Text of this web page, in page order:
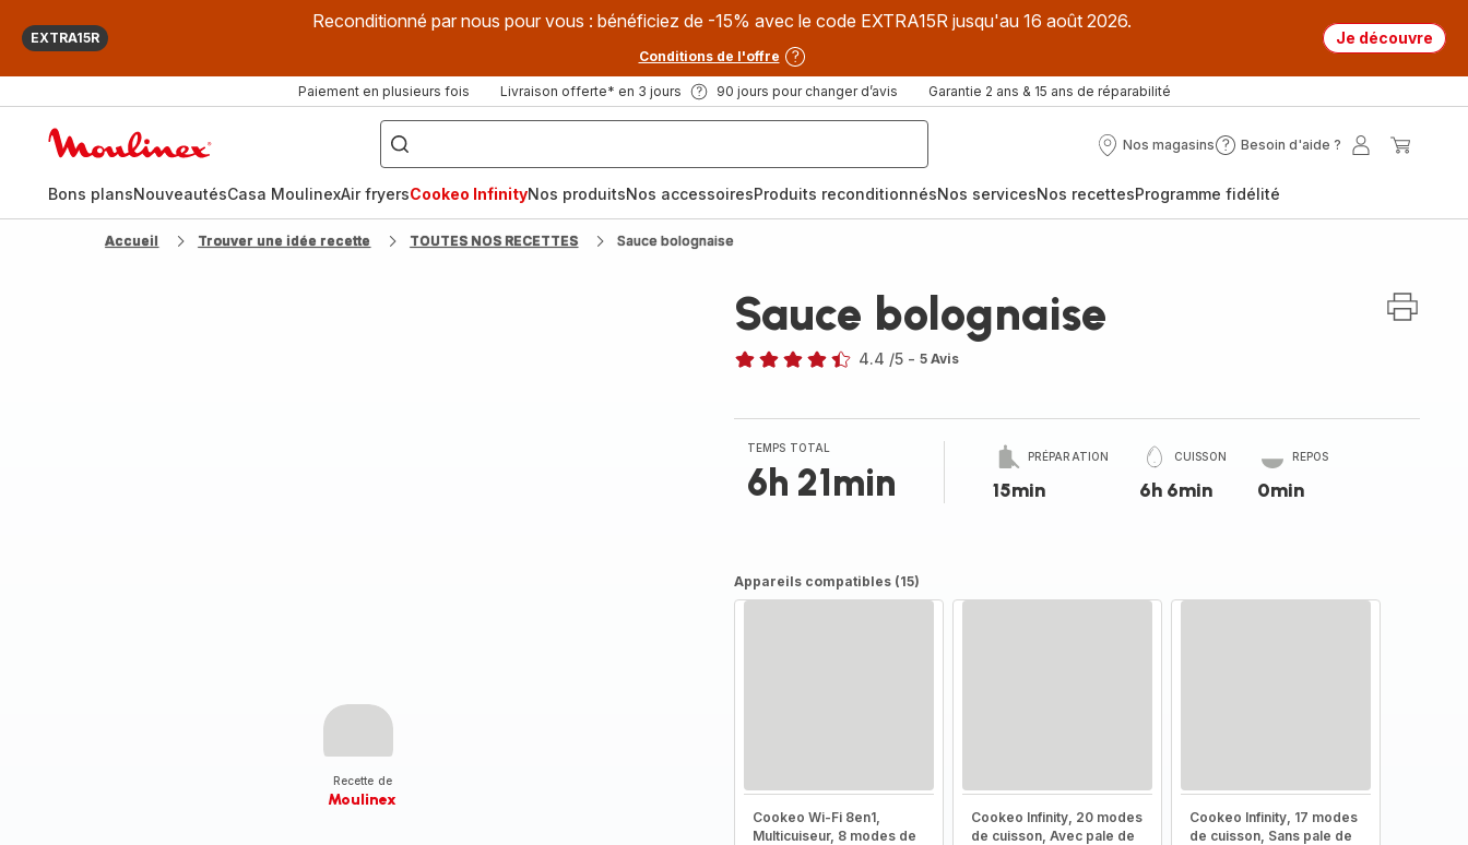
EXTRA15R
Reconditionné par nous pour vous : bénéficiez de -15% avec le code EXTRA15R jusqu'au 16 août 2026.
Conditions de l'offre
Je découvre
Paiement en plusieurs fois Livraison offerte* en 3 jours 90 jours pour changer d’avis Garantie 2 ans & 15 ans de réparabilité
["Que
recherchez-
vous
?",
fryer",
"Companion"]
Nos magasins
Nos
Besoin d'aide ?
Besoin
?
Mon
Bons plansNouveautésCasa MoulinexAir fryersCookeo InfinityNos produitsNos accessoiresProduits reconditionnésNos servicesNos recettesProgramme fidélité
Accueil Trouver une idée recette TOUTES NOS RECETTES Sauce bolognaise
Recette de
Moulinex
Sauce bolognaise
4.4 /5 - 5 Avis
TEMPS TOTAL
6h 21min
PRÉPARATION
15min
CUISSON
6h 6min
REPOS
0min
Appareils compatibles (15)
Cookeo Wi-Fi 8en1,
Multicuiseur, 8 modes de
Cookeo Infinity, 20 modes
de cuisson, Avec pale de
Cookeo Infinity, 17 modes
de cuisson, Sans pale de